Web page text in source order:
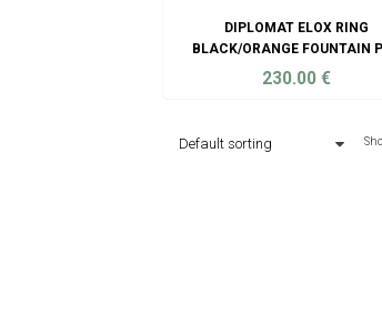
DIPLOMAT ELOX RING
BLACK/ORANGE FOUNTAIN
230.00 €